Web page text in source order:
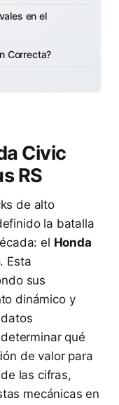
en el
Correcta?
Civic
RS
de alto
la batalla
el Honda
. Esta
sus
dinámico y
qué
de valor para
las cifras,
mecánicas en